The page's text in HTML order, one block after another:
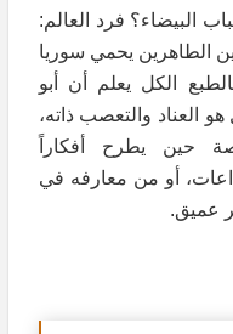
البيضاء؟ فرد العالم:
الطاهرين يحمي سوريا
الكل يعلم أن أبو
العناد والتعصب ذاته،
حين يطرح أفكاراً
أو من معارفه في
عميق.